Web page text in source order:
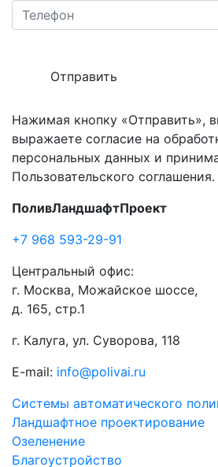
Отправить
Нажимая кнопку «Отправить»,
выражаете согласие на
персональных данных и
Пользовательского соглашения.
ПоливЛандшафтПроект
+7 968 593-29-91
Центральный офис:
г. Москва, Можайское шоссе,
д. 165, стр.1
г. Калуга, ул. Суворова, 118
E-mail: info@polivai.ru
Системы автоматического
Ландшафтное проектирование
Озеленение
Благоустройство